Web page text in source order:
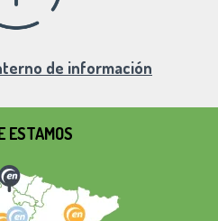
de información
ESTAMOS